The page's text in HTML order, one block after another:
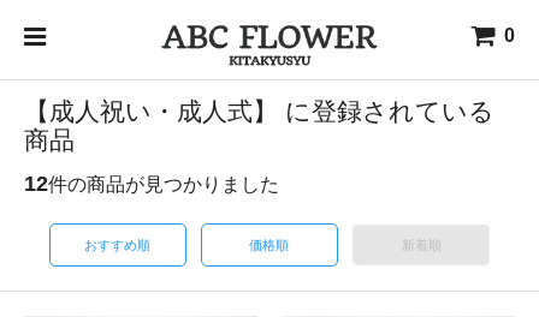
0
【成人祝い・成人式】 に登録されている
商品
12件の商品が見つかりました
おすすめ順 価格順 新着順